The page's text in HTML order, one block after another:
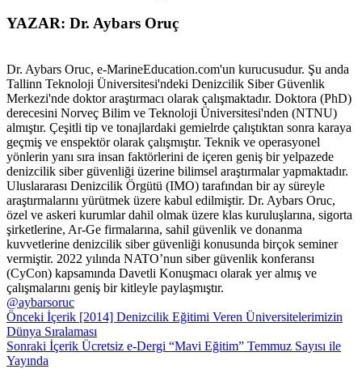
YAZAR: Dr. Aybars Oruç
Dr. Aybars Oruc, e-MarineEducation.com'un kurucusudur. Şu anda
Tallinn Teknoloji Üniversitesi'ndeki Denizcilik Siber Güvenlik
Merkezi'nde doktor araştırmacı olarak çalışmaktadır. Doktora (PhD)
derecesini Norveç Bilim ve Teknoloji Üniversitesi'nden (NTNU)
almıştır. Çeşitli tip ve tonajlardaki gemielrde çalıştıktan sonra karaya
geçmiş ve enspektör olarak çalışmıştır. Teknik ve operasyonel
yönlerin yanı sıra insan faktörlerini de içeren geniş bir yelpazede
denizcilik siber güvenliği üzerine bilimsel araştırmalar yapmaktadır.
Uluslararası Denizcilik Örgütü (IMO) tarafından bir ay süreyle
araştırmalarını yürütmek üzere kabul edilmiştir. Dr. Aybars Oruc,
özel ve askeri kurumlar dahil olmak üzere klas kuruluşlarına, sigorta
şirketlerine, Ar-Ge firmalarına, sahil güvenlik ve donanma
kuvvetlerine denizcilik siber güvenliği konusunda birçok seminer
vermiştir. 2022 yılında NATO’nun siber güvenlik konferansı
(CyCon) kapsamında Davetli Konuşmacı olarak yer almış ve
çalışmalarını geniş bir kitleyle paylaşmıştır.
@aybarsoruc
Önceki İçerik [2014] Denizcilik Eğitimi Veren Üniversitelerimizin
Dünya Sıralaması
Sonraki İçerik Ücretsiz e-Dergi “Mavi Eğitim” Temmuz Sayısı ile
Yayında